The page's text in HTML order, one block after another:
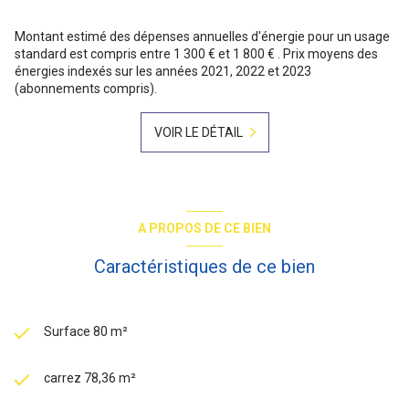
Montant estimé des dépenses annuelles d'énergie pour un usage
standard est compris entre 1 300 € et 1 800 € . Prix moyens des
énergies indexés sur les années 2021, 2022 et 2023
(abonnements compris).
VOIR LE DÉTAIL
A PROPOS DE CE BIEN
Caractéristiques de ce bien
Surface 80 m²
carrez 78,36 m²